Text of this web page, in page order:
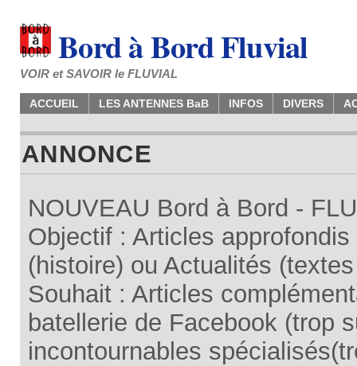
Bord à Bord Fluvial
VOIR et SAVOIR le FLUVIAL
ACCUEIL LES ANTENNES BaB INFOS DIVERS
ANNONCE
NOUVEAU Bord à Bord -
Objectif : Articles
(histoire) ou Actualités
Souhait : Articles
batellerie de Facebook (trop
incontournables